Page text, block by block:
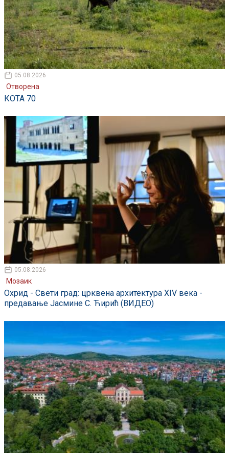
05.08.2026
Отворена
КОТА 70
05.08.2026
Мозаик
Охрид - Свети град: црквена архитектура XIV века -
предавање Јасмине С. Ћирић (ВИДЕО)